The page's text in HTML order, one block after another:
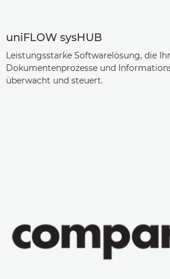
uniFLOW sysHUB
Leistungsstarke Softwarelösung, die
Dokumentenprozesse und
überwacht und steuert.